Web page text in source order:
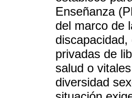
Enseñanza
del marco de
privadas de
salud o
diversidad